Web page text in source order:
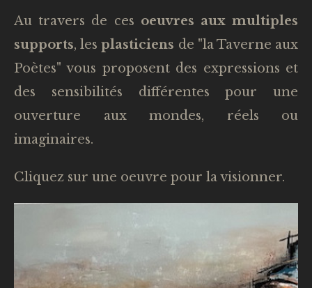
Au travers de ces oeuvres aux multiples
supports, lesplasticiens de "la Taverne aux
Poètes" vous proposent des expressions et
des sensibilités différentes pour une
ouverture aux mondes, réels ou
imaginaires.
Cliquez sur une oeuvre pour la visionner.